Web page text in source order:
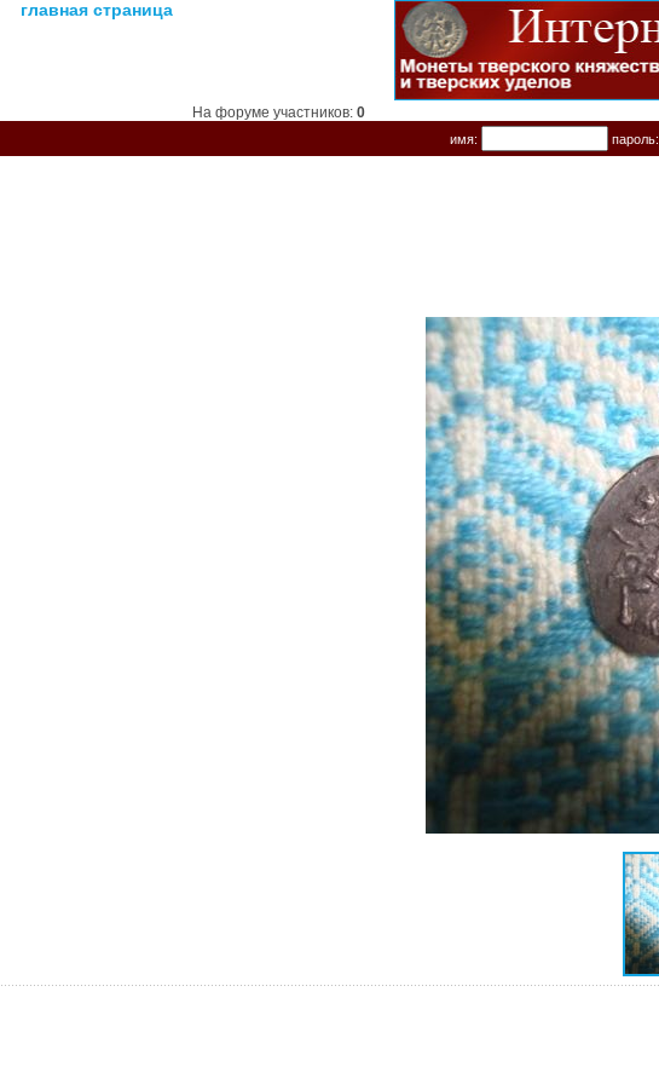
главная страница
На форуме участников: 0
имя: пароль: